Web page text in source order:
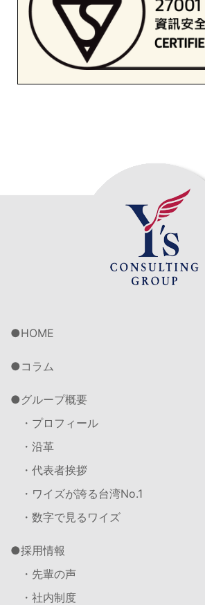
HOME
コラム
グループ概要
・プロフィール
・沿革
・代表者挨拶
・ワイズが誇る台湾No.1
・数字で見るワイズ
採用情報
・先輩の声
・社内制度